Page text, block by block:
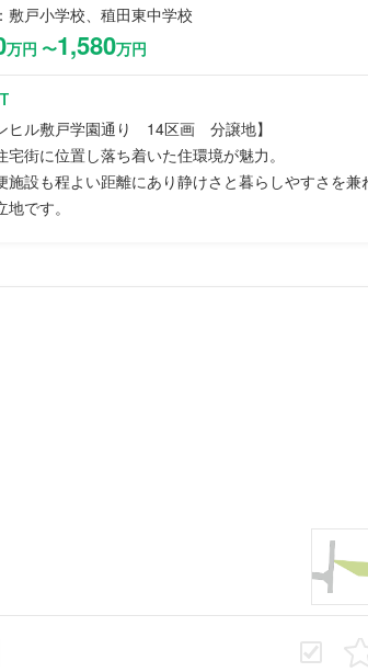
敷戸小学校、稙田東中学校
万円 〜1,580万円
ヒル敷戸学園通り 14区画 分譲地】
宅街に位置し落ち着いた住環境が魅力。
施設も程よい距離にあり静けさと暮らしやすさを兼
です。